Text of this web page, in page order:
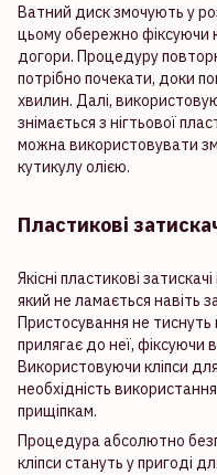
Ватний диск змочують у
цьому обережно фіксуючи
догори. Процедуру
потрібно почекати, доки
хвилин. Далі,
знімається з нігтьової
можна використовувати
кутикулу олією.
Пластикові
Якісні пластикові
який не ламається навіть
Пристосування не тиснуть
прилягає до неї, фіксуючи
Використовуючи кліпси
необхідність
прищіпкам.
Процедура абсолютно
кліпси стануть у пригоді